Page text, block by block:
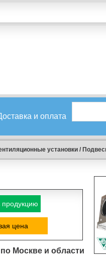
и оплата
установки /
продукцию
цена
Москве и области